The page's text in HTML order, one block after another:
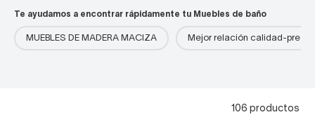
Te ayudamos a encontrar rápidamente tu Muebles de baño
MUEBLES DE MADERA MACIZA Mejor relación calidad-precio
106 productos